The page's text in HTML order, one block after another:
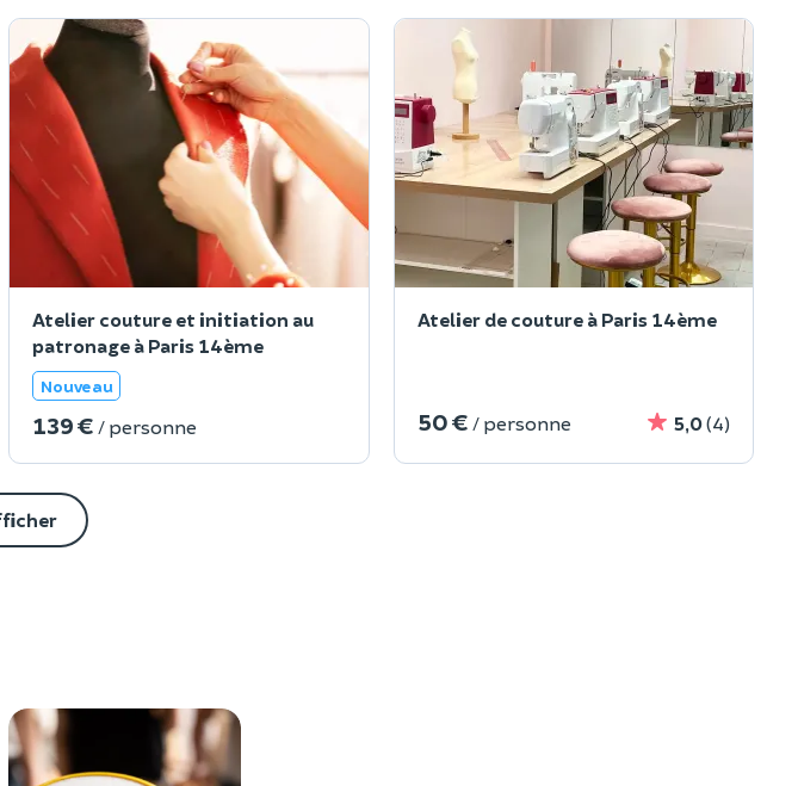
Atelier couture et initiation au
patronage à Paris 14ème
Nouveau
139 € / personne
Atelier de couture à Paris 14ème
50 € / personne 5,0(4)